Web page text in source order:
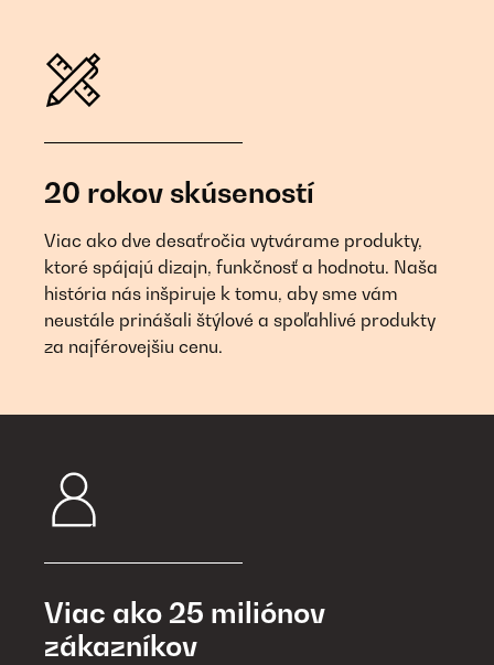
20 rokov skúseností
Viac ako dve desaťročia vytvárame produkty,
ktoré spájajú dizajn, funkčnosť a hodnotu. Naša
história nás inšpiruje k tomu, aby sme vám
neustále prinášali štýlové a spoľahlivé produkty
za najférovejšiu cenu.
Viac ako 25 miliónov
zákazníkov